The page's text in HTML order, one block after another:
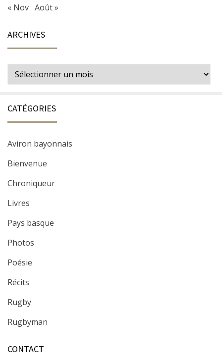
« Nov Août »
ARCHIVES
Archives
CATÉGORIES
Aviron bayonnais
Bienvenue
Chroniqueur
Livres
Pays basque
Photos
Poésie
Récits
Rugby
Rugbyman
CONTACT